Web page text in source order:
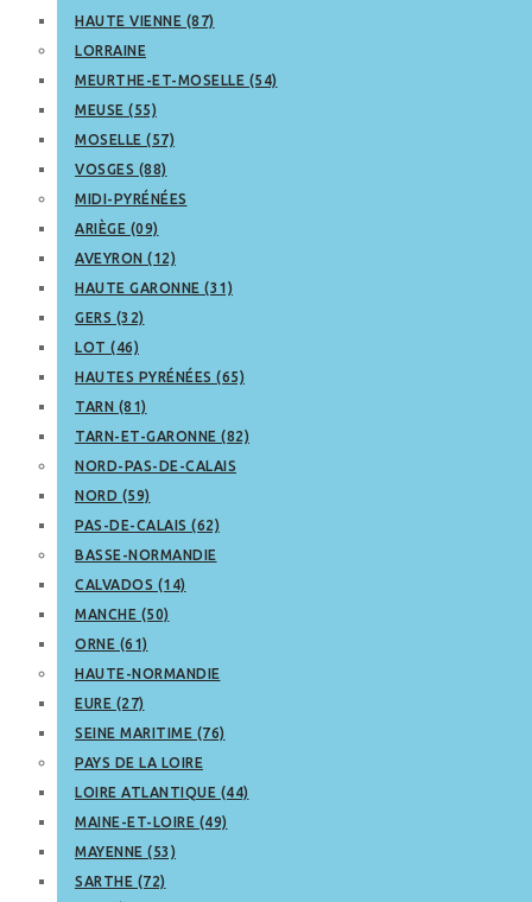
HAUTE VIENNE (87)
LORRAINE
MEURTHE-ET-MOSELLE (54)
MEUSE (55)
MOSELLE (57)
VOSGES (88)
MIDI-PYRÉNÉES
ARIÈGE (09)
AVEYRON (12)
HAUTE GARONNE (31)
GERS (32)
LOT (46)
HAUTES PYRÉNÉES (65)
TARN (81)
TARN-ET-GARONNE (82)
NORD-PAS-DE-CALAIS
NORD (59)
PAS-DE-CALAIS (62)
BASSE-NORMANDIE
CALVADOS (14)
MANCHE (50)
ORNE (61)
HAUTE-NORMANDIE
EURE (27)
SEINE MARITIME (76)
PAYS DE LA LOIRE
LOIRE ATLANTIQUE (44)
MAINE-ET-LOIRE (49)
MAYENNE (53)
SARTHE (72)